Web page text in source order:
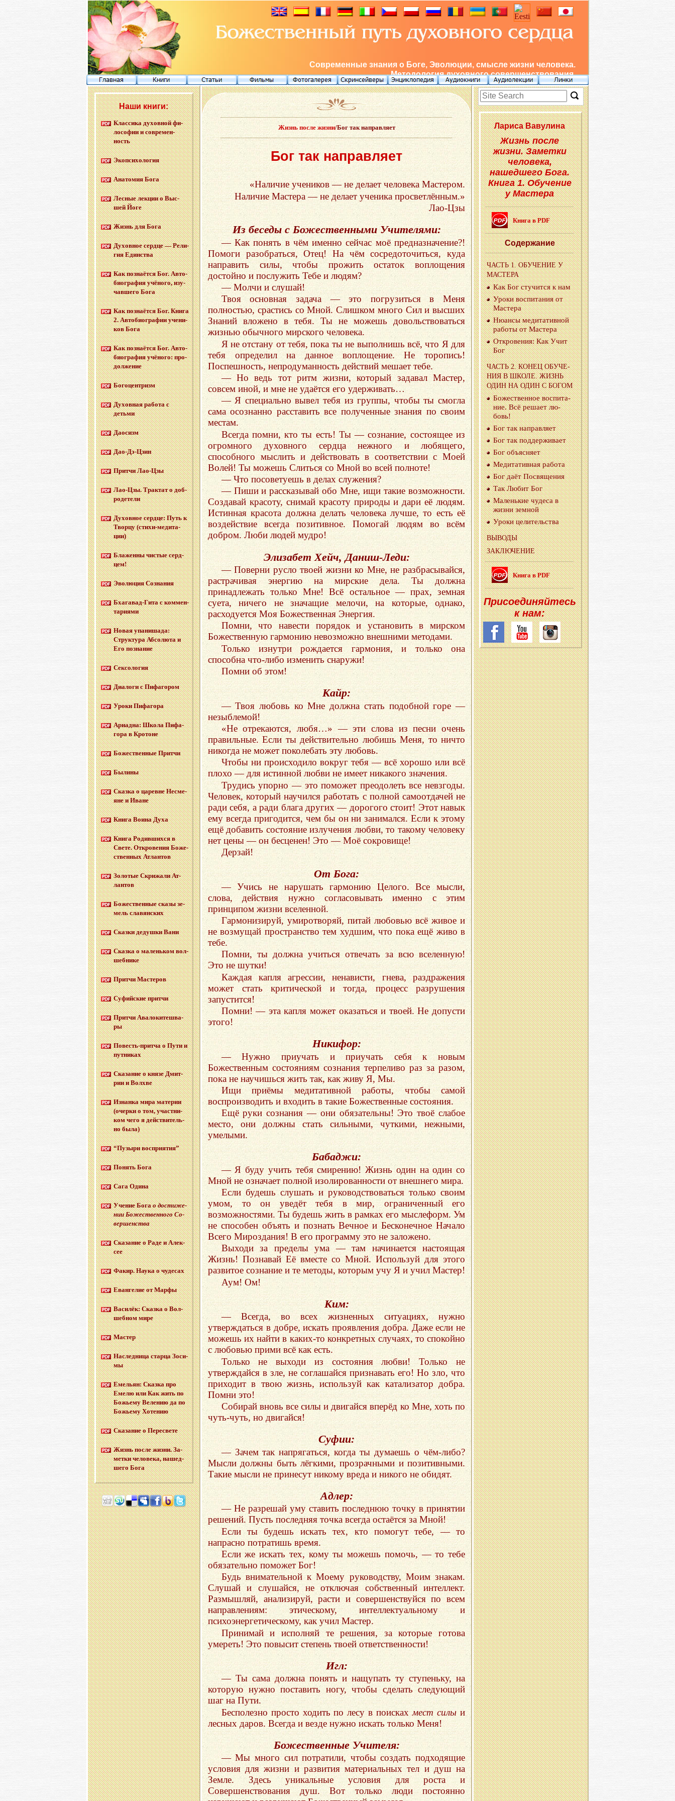
Современные знания о Боге, Эволюции, смысле жизни человека.
Методология духовного совершенствования.
Жизнь после жизни/Бог так направляет
Бог так направляет
«Наличие учеников — не делает человека Мастером.
Наличие Мастера — не делает ученика просветлённым.»
Лао-Цзы
Из беседы с Божественными Учителями:
— Как понять в чём именно сейчас моё предназначение?!
Помоги разобраться, Отец! На чём сосредоточиться, куда
направить силы, чтобы прожить остаток воплощения
достойно и послужить Тебе и людям?
— Молчи и слушай!
Твоя основная задача — это погрузиться в Меня
полностью, срастись со Мной. Слишком много Сил и высших
Знаний вложено в тебя. Ты не можешь довольствоваться
жизнью обычного мирского человека.
Я не отстану от тебя, пока ты не выполнишь всё, что Я для
тебя определил на данное воплощение. Не торопись!
Поспешность, непродуманность действий мешает тебе.
— Но ведь тот ритм жизни, который задавал Мастер,
совсем иной, и мне не удаётся его удерживать…
— Я специально вывел тебя из группы, чтобы ты смогла
сама осознанно расставить все полученные знания по своим
местам.
Всегда помни, кто ты есть! Ты — сознание, состоящее из
огромного духовного сердца нежного и любящего,
способного мыслить и действовать в соответствии с Моей
Волей! Ты можешь Слиться со Мной во всей полноте!
— Что посоветуешь в делах служения?
— Пиши и рассказывай обо Мне, ищи такие возможности.
Создавай красоту, снимай красоту природы и дари её людям.
Истинная красота должна делать человека лучше, то есть её
воздействие всегда позитивное. Помогай людям во всём
добром. Люби людей мудро!
Элизабет Хейч, Даниш-Леди:
— Поверни русло твоей жизни ко Мне, не разбрасывайся,
растрачивая энергию на мирские дела. Ты должна
принадлежать только Мне! Всё остальное — прах, земная
суета, ничего не значащие мелочи, на которые, однако,
расходуется Моя Божественная Энергия.
Помни, что навести порядок и установить в мирском
Божественную гармонию невозможно внешними методами.
Только изнутри рождается гармония, и только она
способна что-либо изменить снаружи!
Помни об этом!
Кайр:
— Твоя любовь ко Мне должна стать подобной горе —
незыблемой!
«Не отрекаются, любя…» — эти слова из песни очень
правильные. Если ты действительно любишь Меня, то ничто
никогда не может поколебать эту любовь.
Чтобы ни происходило вокруг тебя — всё хорошо или всё
плохо — для истинной любви не имеет никакого значения.
Трудись упорно — это поможет преодолеть все невзгоды.
Человек, который научился работать с полной самоотдачей не
ради себя, а ради блага других — дорогого стоит! Этот навык
ему всегда пригодится, чем бы он ни занимался. Если к этому
ещё добавить состояние излучения любви, то такому человеку
нет цены — он бесценен! Это — Моё сокровище!
Дерзай!
От Бога:
— Учись не нарушать гармонию Целого. Все мысли,
слова, действия нужно согласовывать именно с этим
принципом жизни вселенной.
Гармонизируй, умиротворяй, питай любовью всё живое и
не возмущай пространство тем худшим, что пока ещё живо в
тебе.
Помни, ты должна учиться отвечать за всю вселенную!
Это не шутки!
Каждая капля агрессии, ненависти, гнева, раздражения
может стать критической и тогда, процесс разрушения
запустится!
Помни! — эта капля может оказаться и твоей. Не допусти
этого!
Никифор:
— Нужно приучать и приучать себя к новым
Божественным состояниям сознания терпеливо раз за разом,
пока не научишься жить так, как живу Я, Мы.
Ищи приёмы медитативной работы, чтобы самой
воспроизводить и входить в такие Божественные состояния.
Ещё руки сознания — они обязательны! Это твоё слабое
место, они должны стать сильными, чуткими, нежными,
умелыми.
Бабаджи:
— Я буду учить тебя смирению! Жизнь один на один со
Мной не означает полной изолированности от внешнего мира.
Если будешь слушать и руководствоваться только своим
умом, то он уведёт тебя в мир, ограниченный его
возможностями. Ты будешь жить в рамках его мыслеформ. Ум
не способен объять и познать Вечное и Бесконечное Начало
Всего Мироздания! В его программу это не заложено.
Выходи за пределы ума — там начинается настоящая
Жизнь! Познавай Её вместе со Мной. Используй для этого
развитое сознание и те методы, которым учу Я и учил Мастер!
Аум! Ом!
Ким:
— Всегда, во всех жизненных ситуациях, нужно
утверждаться в добре, искать проявления добра. Даже если не
можешь их найти в каких-то конкретных случаях, то спокойно
с любовью прими всё как есть.
Только не выходи из состояния любви! Только не
утверждайся в зле, не соглашайся признавать его! Но зло, что
приходит в твою жизнь, используй как катализатор добра.
Помни это!
Собирай вновь все силы и двигайся вперёд ко Мне, хоть по
чуть-чуть, но двигайся!
Суфии:
— Зачем так напрягаться, когда ты думаешь о чём-либо?
Мысли должны быть лёгкими, прозрачными и позитивными.
Такие мысли не принесут никому вреда и никого не обидят.
Адлер:
— Не разрешай уму ставить последнюю точку в принятии
решений. Пусть последняя точка всегда остаётся за Мной!
Если ты будешь искать тех, кто помогут тебе, — то
напрасно потратишь время.
Если же искать тех, кому ты можешь помочь, — то тебе
обязательно поможет Бог!
Будь внимательной к Моему руководству, Моим знакам.
Слушай и слушайся, не отключая собственный интеллект.
Размышляй, анализируй, расти и совершенствуйся по всем
направлениям: этическому, интеллектуальному и
психоэнергетическому, как учил Мастер.
Принимай и исполняй те решения, за которые готова
умереть! Это повысит степень твоей ответственности!
Игл:
— Ты сама должна понять и нащупать ту ступеньку, на
которую нужно поставить ногу, чтобы сделать следующий
шаг на Пути.
Бесполезно просто ходить по лесу в поискахмест силыи
лесных даров. Всегда и везде нужно искать только Меня!
Божественные Учителя:
— Мы много сил потратили, чтобы создать подходящие
условия для жизни и развития материальных тел и душ на
Земле. Здесь уникальные условия для роста и
Совершенствования душ. Вот только люди постоянно
Ла­ри­са Ва­ву­ли­на
Жизнь после
жизни. Заметки
человека,
нашедшего Бога.
Книга 1. Обучение
у Мастера
Книга в PDF
Со­дер­жа­ние
ЧАСТЬ 1. ОБУ­ЧЕ­НИЕ У
МА­СТЕ­РА
Как Бог сту­чит­ся к нам
Уроки вос­пи­та­ния от
Ма­сте­ра
Ню­ан­сы ме­ди­та­тив­ной
ра­бо­ты от Ма­сте­ра
От­кро­ве­ния: Как Учит
Бог
ЧАСТЬ 2. КОНЕЦ ОБУ­ЧЕ­
НИЯ В ШКОЛЕ. ЖИЗНЬ
ОДИН НА ОДИН С БОГОМ
Бо­же­ствен­ное вос­пи­та­
ние. Всё ре­ша­ет лю­
бовь!
Бог так на­прав­ля­ет
Бог так под­дер­жи­ва­ет
Бог объ­яс­ня­ет
Ме­ди­та­тив­ная ра­бо­та
Бог даёт По­свя­ще­ния
Так Любит Бог
Ма­лень­кие чу­де­са в
жизни зем­ной
Уроки це­ли­тель­ства
ВЫ­ВО­ДЫ
ЗА­КЛЮ­ЧЕ­НИЕ
Книга в PDF
При­со­еди­няй­тесь
к нам:
Наши книги:
Клас­си­ка ду­хов­ной фи­
ло­со­фии и со­вре­мен­
ность
Эко­пси­хо­ло­гия
Ана­то­мия Бога
Лес­ные лек­ции о Выс­
шей Йоге
Жизнь для Бога
Ду­хов­ное серд­це — Ре­ли­
гия Един­ства
Как по­зна­ёт­ся Бог. Ав­то­
био­гра­фия учё­но­го, изу­
чав­ше­го Бога
Как по­зна­ёт­ся Бог. Книга
2. Ав­то­био­гра­фии уче­ни­
ков Бога
Как по­зна­ёт­ся Бог. Ав­то­
био­гра­фия учё­но­го: про­
дол­же­ние
Бо­го­цен­тризм
Ду­хов­ная ра­бо­та с
детьми
Дао­сизм
Дао-Дэ-Цзин
Прит­чи Лао-Цзы
Лао-Цзы. Трак­тат о доб­
ро­де­те­ли
Ду­хов­ное серд­це: Путь к
Твор­цу (сти­хи-ме­ди­та­
ции)
Бла­жен­ны чи­стые серд­
цем!
Эво­лю­ция Со­зна­ния
Бха­га­вад-Ги­та с ком­мен­
та­ри­я­ми
Новая упа­ни­ша­да:
Струк­ту­ра Аб­со­лю­та и
Его по­зна­ние
Сек­со­ло­гия
Диа­ло­ги с Пи­фа­го­ром
Уроки Пи­фа­го­ра
Ари­ад­на: Школа Пи­фа­
го­ра в Кро­тоне
Бо­же­ствен­ные Прит­чи
Бы­ли­ны
Сказ­ка о ца­ревне Несме­
яне и Иване
Книга Воина Духа
Книга Ро­див­ших­ся в
Свете. От­кро­ве­ния Бо­же­
ствен­ных Ат­лан­тов
Зо­ло­тые Cкри­жа­ли Ат­
лан­тов
Бо­же­ствен­ные сказы зе­
мель сла­вян­ских
Сказ­ки де­душ­ки Вани
Сказ­ка о ма­лень­ком вол­
шеб­ни­ке
Прит­чи Ма­сте­ров
Су­фий­ские прит­чи
Прит­чи Ава­ло­ки­те­шва­
ры
По­весть-прит­ча о Пути и
пут­ни­ках
Ска­за­ние о князе Дмит­
рии и Волх­ве
Из­нан­ка мира ма­те­рии
(очер­ки о том, участ­ни­
ком чего я дей­стви­тель­
но была)
“Пу­зы­ри вос­при­я­тия”
По­нять Бога
Сага Одина
Уче­ние Богао до­сти­же­
нии Бо­же­ствен­но­го Со­
вер­шен­ства
Ска­за­ние о Раде и Алек­
сее
Факир. Наука о чу­де­сах
Еван­ге­лие от Марфы
Ва­си­лёк: Сказ­ка о Вол­
шеб­ном мире
Ма­стер
На­след­ни­ца стар­ца Зо­си­
мы
Еме­льян: Сказ­ка про
Емелю или Как жить по
Бо­жье­му Ве­ле­нию да по
Бо­жье­му Хо­те­нию
Ска­за­ние о Пе­ре­све­те
Жизнь после жизни. За­
мет­ки че­ло­ве­ка, на­шед­
ше­го Бога